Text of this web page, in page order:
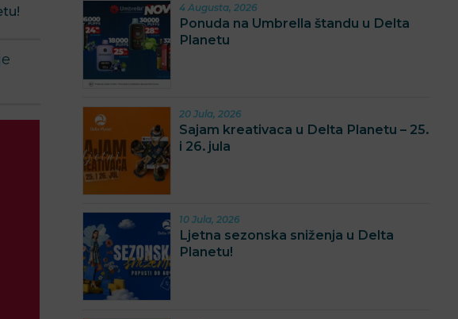
4 Augusta, 2026
Ponuda na Umbrella štandu u Delta
Planetu
20 Jula, 2026
Sajam kreativaca u Delta Planetu – 25.
i 26. jula
10 Jula, 2026
Ljetna sezonska sniženja u Delta
Planetu!